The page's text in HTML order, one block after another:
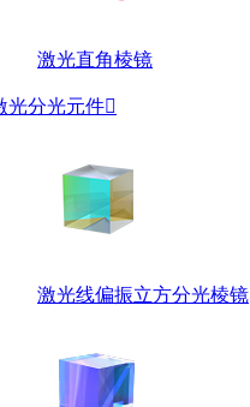
激光直角棱镜
光分光元件
激光线偏振立方分光棱镜